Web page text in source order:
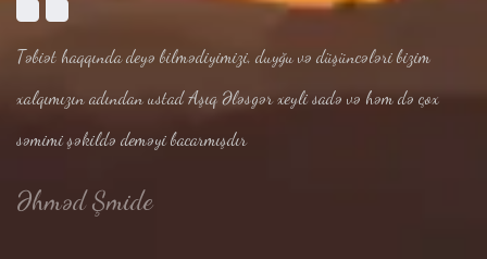
Təbiət haqqında deyə bilmədiyimizi, duyğu və düşüncələri bizim
xalqımızın adından ustad Aşıq Ələsgər xeyli sadə və həm də çox
səmimi şəkildə deməyi bacarmışdır
Əhməd Şmide